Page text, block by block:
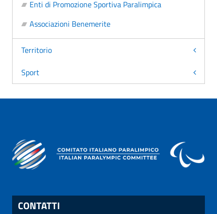
Enti di Promozione Sportiva Paralimpica
Associazioni Benemerite
Territorio
Sport
CONTATTI